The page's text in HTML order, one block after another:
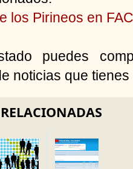
los Pirineos en
puedes
noticias que